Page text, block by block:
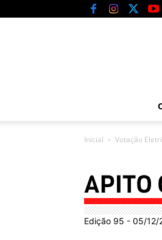
Inicial Votação
Edição 95 - 05/12/